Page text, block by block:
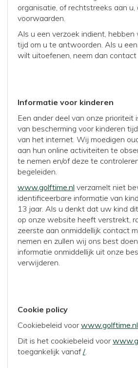
organisatie, of rechtstreeks aan u,
voorwaarden.
Als u een verzoek indient,
tijd om u te antwoorden. Als u
wilt uitoefenen, neem dan contact
Informatie voor kinderen
Een ander deel van onze prioriteit
van bescherming voor kinderen
van het internet. Wij moedigen
aan hun online activiteiten te
te nemen en/of deze te
begeleiden.
www.golftime.nl verzamelt niet
identificeerbare informatie van
13 jaar. Als u denkt dat uw kind
op onze website heeft verstrekt,
zeerste aan onmiddellijk contact
nemen en zullen wij ons best
informatie onmiddellijk uit onze
verwijderen.
Cookie policy
Cookiebeleid voor www.golftime.nl
Dit is het cookiebeleid voor
toegankelijk vanaf/